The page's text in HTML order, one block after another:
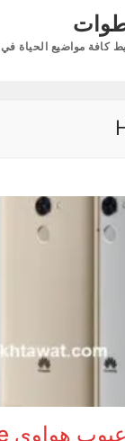
كافة مواضيع الحياة في